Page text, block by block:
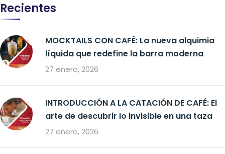
Recientes
MOCKTAILS CON CAFÉ: La nueva alquimia
líquida que redefine la barra moderna
27 enero, 2026
INTRODUCCIÓN A LA CATACIÓN DE CAFÉ: El
arte de descubrir lo invisible en una taza
27 enero, 2026